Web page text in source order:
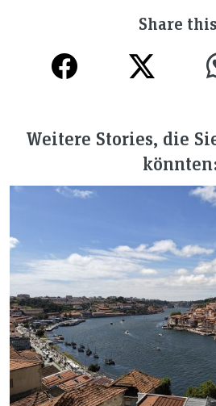
Share
Weitere Stories, die